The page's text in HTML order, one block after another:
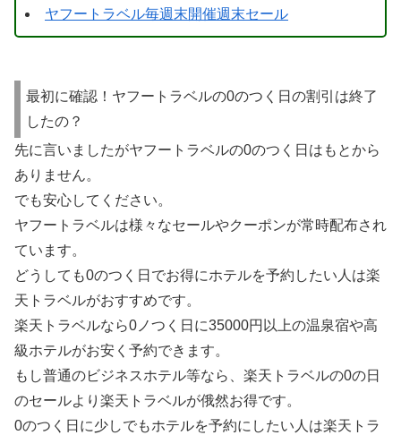
ヤフートラベル毎週末開催週末セール
最初に確認！ヤフートラベルの0のつく日の割引は終了
したの？
先に言いましたがヤフートラベルの0のつく日はもとから
ありません。
でも安心してください。
ヤフートラベルは様々なセールやクーポンが常時配布され
ています。
どうしても0のつく日でお得にホテルを予約したい人は楽
天トラベルがおすすめです。
楽天トラベルなら0ノつく日に35000円以上の温泉宿や高
級ホテルがお安く予約できます。
もし普通のビジネスホテル等なら、楽天トラベルの0の日
のセールより楽天トラベルが俄然お得です。
0のつく日に少しでもホテルを予約にしたい人は楽天トラ